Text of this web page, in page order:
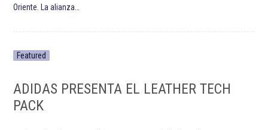
Oriente. La alianza…
Featured
ADIDAS PRESENTA EL LEATHER TECH
PACK